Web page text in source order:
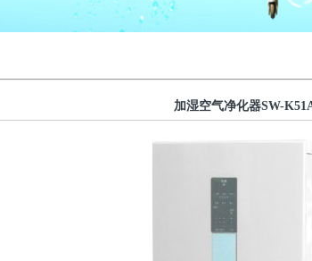
加湿空气净化器SW-